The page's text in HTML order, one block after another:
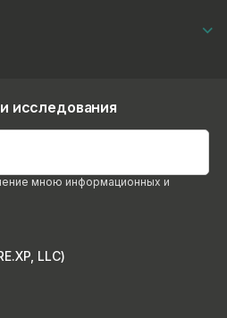
LLC)
исследования
мною информационных и